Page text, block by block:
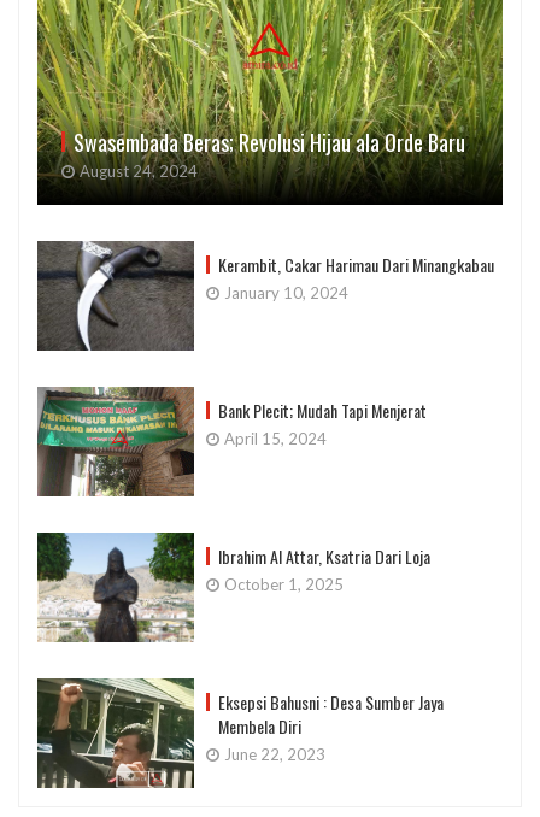
Swasembada Beras; Revolusi Hijau ala Orde Baru
August 24, 2024
Kerambit, Cakar Harimau Dari Minangkabau
January 10, 2024
Bank Plecit; Mudah Tapi Menjerat
April 15, 2024
Ibrahim Al Attar, Ksatria Dari Loja
October 1, 2025
Eksepsi Bahusni : Desa Sumber Jaya
Membela Diri
June 22, 2023